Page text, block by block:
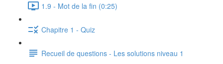
1.9 - Mot de la fin (0:25)
Chapitre 1 - Quiz
Recueil de questions - Les solutions niveau 1